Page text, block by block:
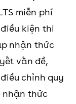
miễn phí
kiện thi
nhận thức
vấn đề,
chỉnh quy
nhận thức